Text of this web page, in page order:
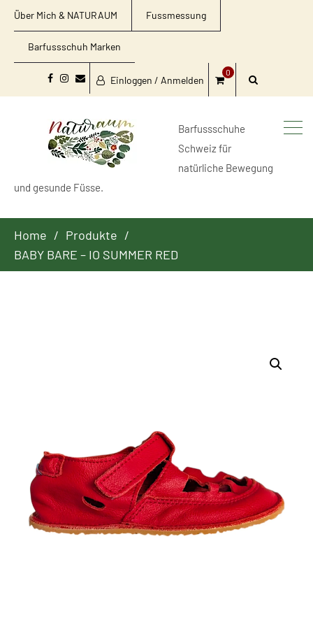
Über Mich & NATURAUM Fussmessung
Barfussschuh Marken
Facebook
Instagram
Email
Einloggen / Anmelden
0
Barfussschuhe
Schweiz für
natürliche Bewegung
und gesunde Füsse.
Home
Produkte
BABY BARE – IO SUMMER RED